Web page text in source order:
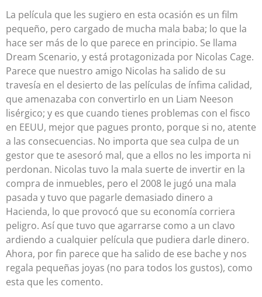
La película que les sugiero en esta ocasión es un film
pequeño, pero cargado de mucha mala baba; lo que la
hace ser más de lo que parece en principio. Se llama
Dream Scenario, y está protagonizada por Nicolas Cage.
Parece que nuestro amigo Nicolas ha salido de su
travesía en el desierto de las películas de ínfima calidad,
que amenazaba con convertirlo en un Liam Neeson
lisérgico; y es que cuando tienes problemas con el fisco
en EEUU, mejor que pagues pronto, porque si no, atente
a las consecuencias. No importa que sea culpa de un
gestor que te asesoró mal, que a ellos no les importa ni
perdonan. Nicolas tuvo la mala suerte de invertir en la
compra de inmuebles, pero el 2008 le jugó una mala
pasada y tuvo que pagarle demasiado dinero a
Hacienda, lo que provocó que su economía corriera
peligro. Así que tuvo que agarrarse como a un clavo
ardiendo a cualquier película que pudiera darle dinero.
Ahora, por fin parece que ha salido de ese bache y nos
regala pequeñas joyas (no para todos los gustos), como
esta que les comento.